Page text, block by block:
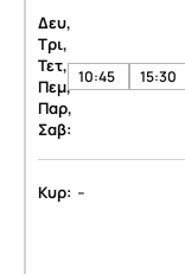
Δευ,
Τρι,
Τετ,
Πεμ,
Παρ,
Σαβ:
10:45 15:30
Κυρ: -